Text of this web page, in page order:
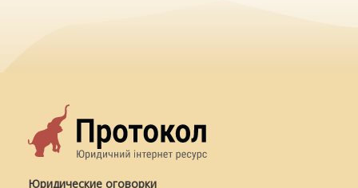
Юридические оговорки